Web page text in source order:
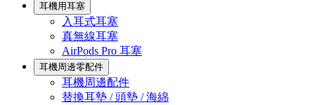
耳機用耳塞
入耳式耳塞
真無線耳塞
AirPods Pro 耳塞
耳機周邊零配件
耳機周邊配件
替換耳墊 / 頭墊 / 海綿